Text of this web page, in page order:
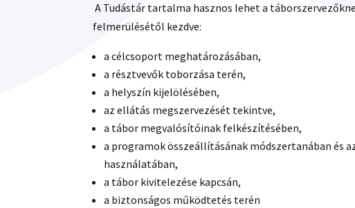
A Tudástár tartalma hasznos lehet a
felmerülésétől kezdve:
a célcsoport meghatározásában,
a résztvevők toborzása terén,
a helyszín kijelölésében,
az ellátás megszervezését tekintve,
a tábor megvalósítóinak felkészítésében,
a programok összeállításának módszertanában és
használatában,
a tábor kivitelezése kapcsán,
a biztonságos működtetés terén